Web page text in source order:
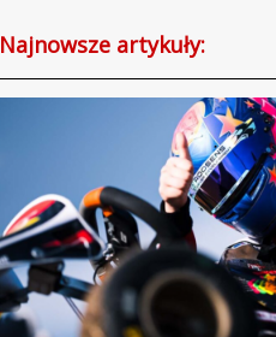
Najnowsze artykuły: